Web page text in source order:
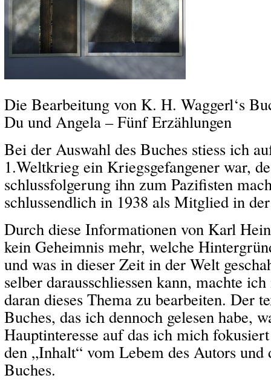
Die Bearbeitung von K. H. Waggerl‘s
Du und Angela – Fünf Erzählungen
Bei der Auswahl des Buches stiess ich
1.Weltkrieg ein Kriegsgefangener war,
schlussfolgerung ihn zum Pazifisten
schlussendlich in 1938 als Mitglied in
Durch diese Informationen von Karl
kein Geheimnis mehr, welche
und was in dieser Zeit in der Welt
selber darausschliessen kann, machte
daran dieses Thema zu bearbeiten. Der
Buches, das ich dennoch gelesen habe,
Hauptinteresse auf das ich mich
den „Inhalt“ vom Lebem des Autors und
Buches.